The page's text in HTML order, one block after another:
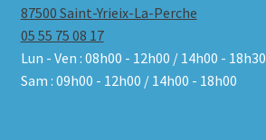
87500 Saint-Yrieix-La-Perche
05 55 75 08 17
Lun - Ven : 08h00 - 12h00 / 14h00 - 18h30
Sam : 09h00 - 12h00 / 14h00 - 18h00